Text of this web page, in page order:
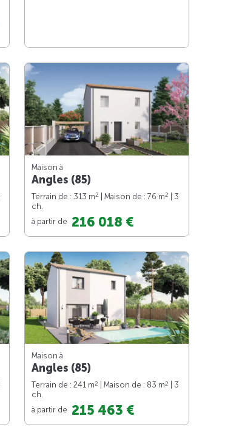
Maison à
Angles (85)
Terrain de : 313 m2 | Maison de : 76 m2
| 3
ch.
à partir de 216 018 €
Maison à
Angles (85)
Terrain de : 241 m2 | Maison de : 83 m2
| 3
ch.
à partir de 215 463 €